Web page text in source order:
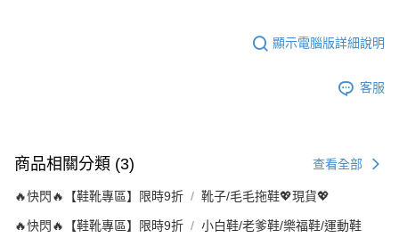
顯示電腦版詳細說明
客服
商品相關分類 (3) 查看全部
🔥快閃🔥【鞋靴專區】限時9折 靴子/毛毛拖鞋💖現貨💖
🔥快閃🔥【鞋靴專區】限時9折 小白鞋/老爹鞋/樂福鞋/運動鞋